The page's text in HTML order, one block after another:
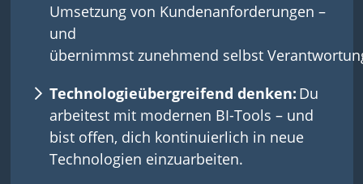
Umsetzung von Kundenanforderungen –
und
übernimmst zunehmend selbst
Technologieübergreifend denken: Du
arbeitest mit modernen BI-Tools – und
bist offen, dich kontinuierlich in neue
Technologien einzuarbeiten.